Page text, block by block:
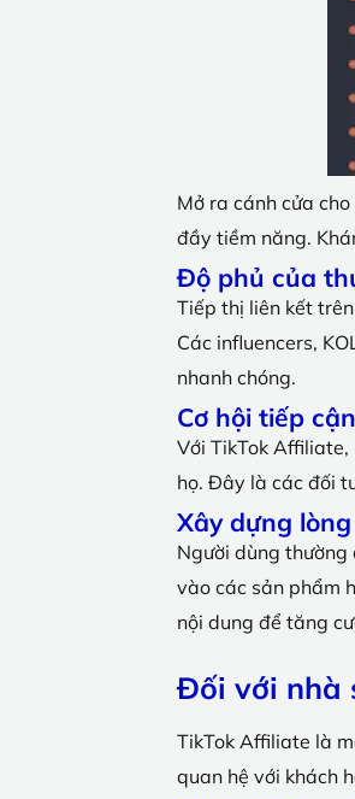
Mở ra cánh cửa
đầy tiềm năng.
Độ phủ của
Tiếp thị liên kết
Các influencers,
nhanh chóng.
Cơ hội tiếp
Với TikTok Affiliate,
họ. Đây là các đối
Xây dựng
Người dùng
vào các sản phẩm
nội dung để tăng
Đối với nhà
TikTok Affiliate là
quan hệ với khách